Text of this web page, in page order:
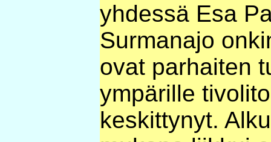
yhdessä Esa
Surmanajo
ovat parhaiten
ympärille
keskittynyt.